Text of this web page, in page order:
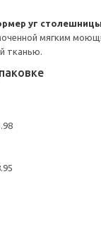
уг столешницы
мягким
тканью.